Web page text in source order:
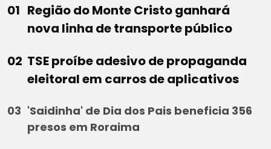
Região do Monte Cristo ganhará
nova linha de transporte público
TSE proíbe adesivo de propaganda
eleitoral em carros de aplicativos
'Saidinha' de Dia dos Pais beneficia 356
presos em Roraima